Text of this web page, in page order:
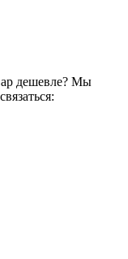
дешевле? Мы